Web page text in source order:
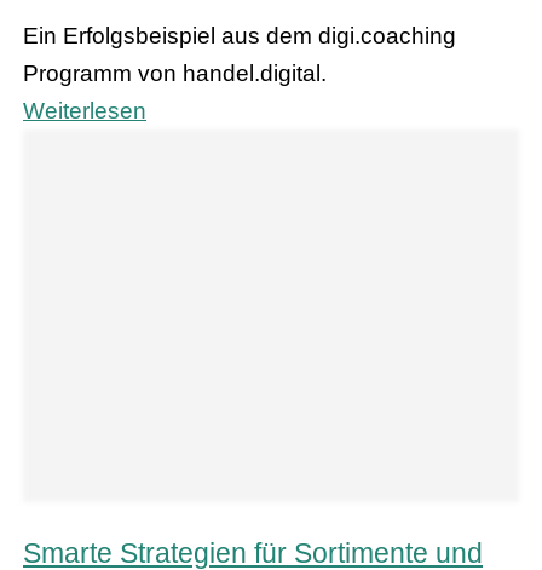
Ein Erfolgsbeispiel aus dem digi.coaching
Programm von handel.digital.
Weiterlesen
Smarte Strategien für Sortimente und